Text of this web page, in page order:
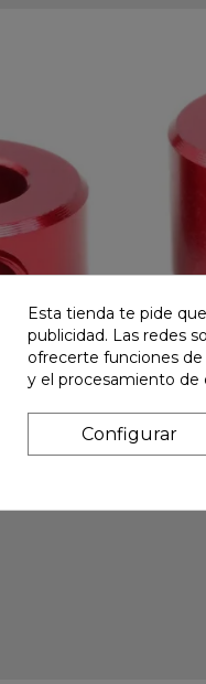
Esta tienda te pide
publicidad. Las redes
ofrecerte funciones de
y el procesamiento de
Configurar